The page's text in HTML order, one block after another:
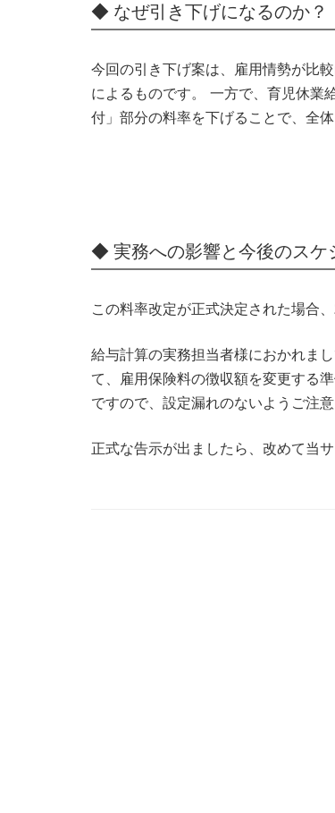
◆ なぜ引き下げになるのか？
今回の引き下げ案は、雇用情勢が比
によるものです。 一方で、育児休業
付」部分の料率を下げることで、全
◆ 実務への影響と今後のスケ
この料率改定が正式決定された場合、
給与計算の実務担当者様におかれま
て、雇用保険料の徴収額を変更する
ですので、設定漏れのないようご注意
正式な告示が出ましたら、改めて当